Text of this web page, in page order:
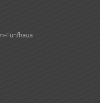
Fünfhaus